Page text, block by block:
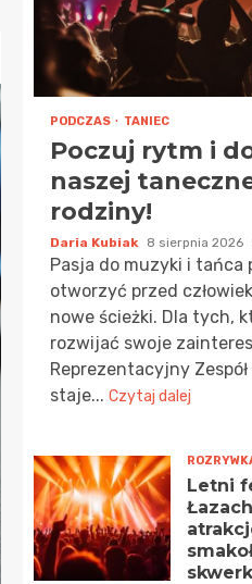
PODCZAS TANIEC
Poczuj rytm i
naszej
rodziny!
Daria Kubiak 8 sierpnia 2026
Pasja do muzyki i tańca
otworzyć przed
nowe ścieżki. Dla tych,
rozwijać swoje
Reprezentacyjny
staje... Czytaj dalej
Letni